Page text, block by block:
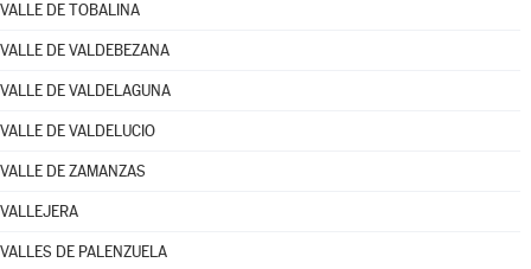
VALLE DE TOBALINA
VALLE DE VALDEBEZANA
VALLE DE VALDELAGUNA
VALLE DE VALDELUCIO
VALLE DE ZAMANZAS
VALLEJERA
VALLES DE PALENZUELA